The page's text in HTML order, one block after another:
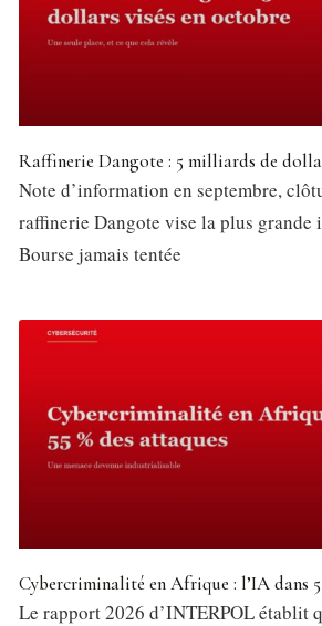
Raffinerie Dangote : 5 milliards de
Note d’information en septembre,
raffinerie Dangote vise la plus grande
Bourse jamais tentée
Cybercriminalité en Afrique : l’IA dans
Le rapport 2026 d’INTERPOL établit